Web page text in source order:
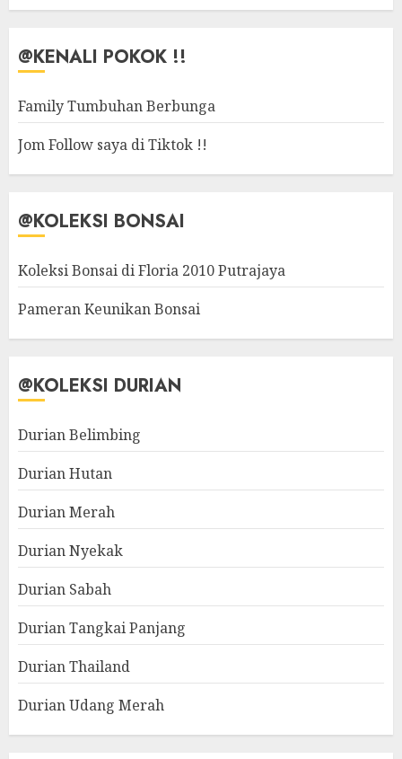
@KENALI POKOK !!
Family Tumbuhan Berbunga
Jom Follow saya di Tiktok !!
@KOLEKSI BONSAI
Koleksi Bonsai di Floria 2010 Putrajaya
Pameran Keunikan Bonsai
@KOLEKSI DURIAN
Durian Belimbing
Durian Hutan
Durian Merah
Durian Nyekak
Durian Sabah
Durian Tangkai Panjang
Durian Thailand
Durian Udang Merah